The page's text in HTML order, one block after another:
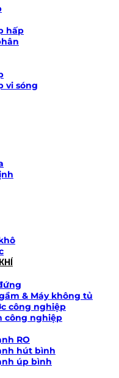
hấp
vi sóng
& Máy không tủ
công nghiệp
công nghiệp
RO
hút bình
úp bình